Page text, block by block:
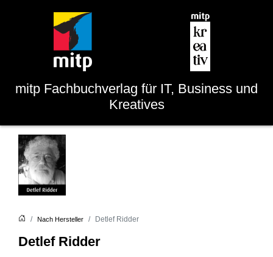
mitp Fachbuchverlag für IT, Business und
Kreatives
Nach Hersteller Detlef Ridder
Detlef Ridder